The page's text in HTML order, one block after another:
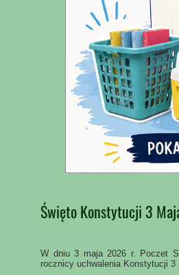
Święto Konstytucji 3
W dniu 3 maja 2026 r. Poczet
rocznicy uchwalenia Konstytucji